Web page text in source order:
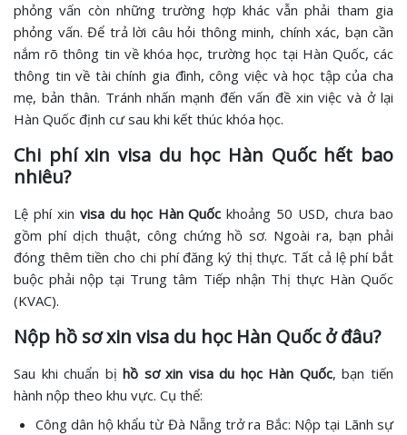
phỏng vấn còn những trường hợp khác vẫn phải tham gia
phỏng vấn. Để trả lời câu hỏi thông minh, chính xác, bạn cần
nắm rõ thông tin về khóa học, trường học tại Hàn Quốc, các
thông tin về tài chính gia đình, công việc và học tập của cha
mẹ, bản thân. Tránh nhấn mạnh đến vấn đề xin việc và ở lại
Hàn Quốc định cư sau khi kết thúc khóa học.
Chi phí xin visa du học Hàn Quốc hết bao
nhiêu?
Lệ phí xin visa du học Hàn Quốc khoảng 50 USD, chưa bao
gồm phí dịch thuật, công chứng hồ sơ. Ngoài ra, bạn phải
đóng thêm tiền cho chi phí đăng ký thị thực. Tất cả lệ phí bắt
buộc phải nộp tại Trung tâm Tiếp nhận Thị thực Hàn Quốc
(KVAC).
Nộp hồ sơ xin visa du học Hàn Quốc ở đâu?
Sau khi chuẩn bịhồ sơ xin visa du học Hàn Quốc, bạn tiến
hành nộp theo khu vực. Cụ thể:
Công dân hộ khẩu từ Đà Nẵng trở ra Bắc: Nộp tại Lãnh sự